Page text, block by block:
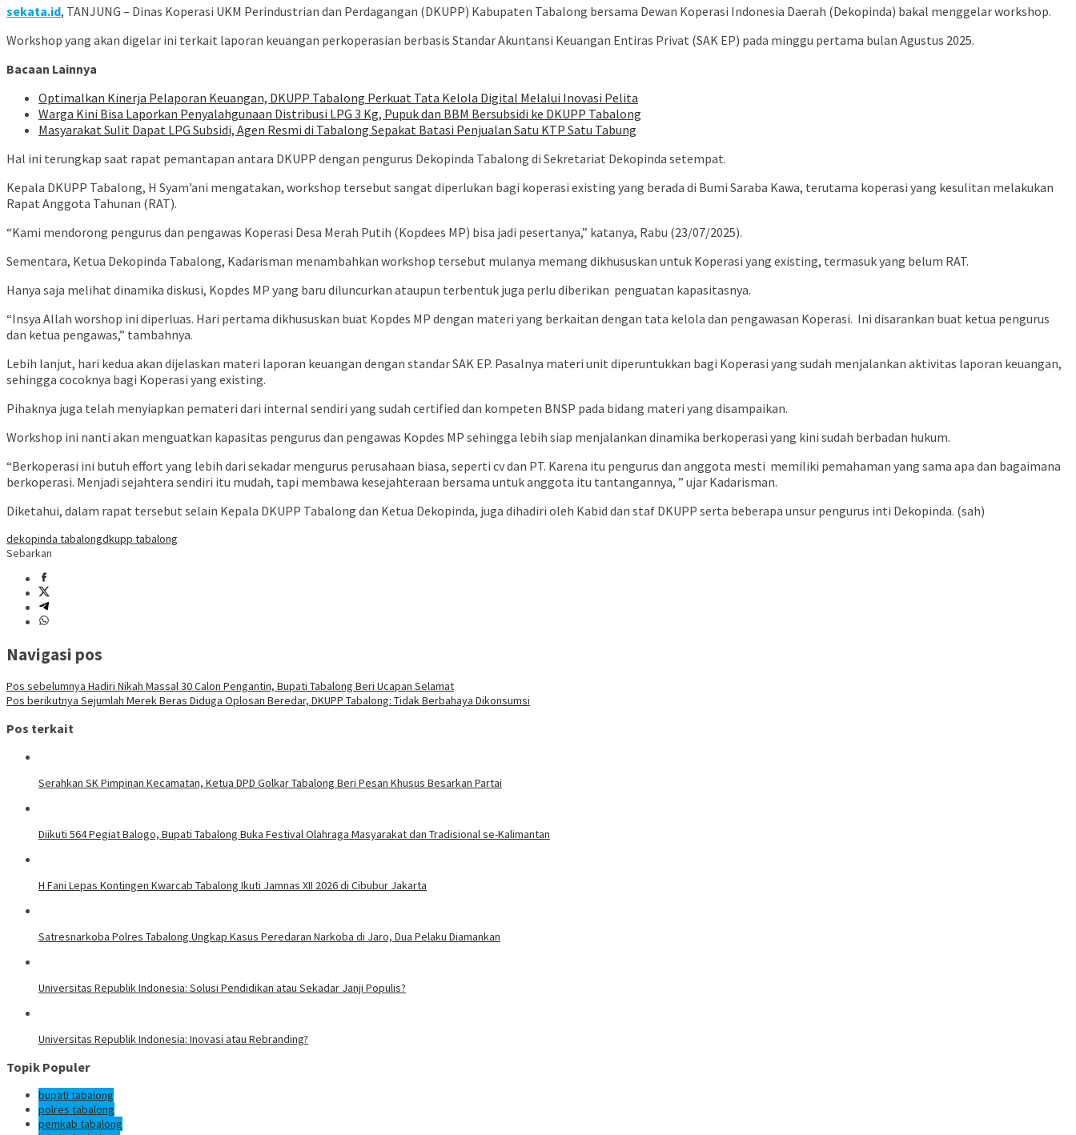
sekata.id, TANJUNG – Dinas Koperasi UKM Perindustrian dan Perdagangan (DKUPP) Kabupaten Tabalong bersama Dewan Koperasi Indonesia Daerah (Dekopinda) bakal menggelar workshop.
Workshop yang akan digelar ini terkait laporan keuangan perkoperasian berbasis Standar Akuntansi Keuangan Entiras Privat (SAK EP) pada minggu pertama bulan Agustus 2025.
Bacaan Lainnya
Optimalkan Kinerja Pelaporan Keuangan, DKUPP Tabalong Perkuat Tata Kelola Digital Melalui Inovasi Pelita
Warga Kini Bisa Laporkan Penyalahgunaan Distribusi LPG 3 Kg, Pupuk dan BBM Bersubsidi ke DKUPP Tabalong
Masyarakat Sulit Dapat LPG Subsidi, Agen Resmi di Tabalong Sepakat Batasi Penjualan Satu KTP Satu Tabung
Hal ini terungkap saat rapat pemantapan antara DKUPP dengan pengurus Dekopinda Tabalong di Sekretariat Dekopinda setempat.
Kepala DKUPP Tabalong, H Syam’ani mengatakan, workshop tersebut sangat diperlukan bagi koperasi existing yang berada di Bumi Saraba Kawa, terutama koperasi yang kesulitan melakukan
Rapat Anggota Tahunan (RAT).
“Kami mendorong pengurus dan pengawas Koperasi Desa Merah Putih (Kopdees MP) bisa jadi pesertanya,” katanya, Rabu (23/07/2025).
Sementara, Ketua Dekopinda Tabalong, Kadarisman menambahkan workshop tersebut mulanya memang dikhususkan untuk Koperasi yang existing, termasuk yang belum RAT.
Hanya saja melihat dinamika diskusi, Kopdes MP yang baru diluncurkan ataupun terbentuk juga perlu diberikan penguatan kapasitasnya.
“Insya Allah worshop ini diperluas. Hari pertama dikhususkan buat Kopdes MP dengan materi yang berkaitan dengan tata kelola dan pengawasan Koperasi. Ini disarankan buat ketua pengurus
dan ketua pengawas,” tambahnya.
Lebih lanjut, hari kedua akan dijelaskan materi laporan keuangan dengan standar SAK EP. Pasalnya materi unit diperuntukkan bagi Koperasi yang sudah menjalankan aktivitas laporan keuangan,
sehingga cocoknya bagi Koperasi yang existing.
Pihaknya juga telah menyiapkan pemateri dari internal sendiri yang sudah certified dan kompeten BNSP pada bidang materi yang disampaikan.
Workshop ini nanti akan menguatkan kapasitas pengurus dan pengawas Kopdes MP sehingga lebih siap menjalankan dinamika berkoperasi yang kini sudah berbadan hukum.
“Berkoperasi ini butuh effort yang lebih dari sekadar mengurus perusahaan biasa, seperti cv dan PT. Karena itu pengurus dan anggota mesti memiliki pemahaman yang sama apa dan bagaimana
berkoperasi. Menjadi sejahtera sendiri itu mudah, tapi membawa kesejahteraan bersama untuk anggota itu tantangannya, ” ujar Kadarisman.
Diketahui, dalam rapat tersebut selain Kepala DKUPP Tabalong dan Ketua Dekopinda, juga dihadiri oleh Kabid dan staf DKUPP serta beberapa unsur pengurus inti Dekopinda. (sah)
dekopinda tabalongdkupp tabalong
Sebarkan
Navigasi pos
Pos sebelumnya Hadiri Nikah Massal 30 Calon Pengantin, Bupati Tabalong Beri Ucapan Selamat
Pos berikutnya Sejumlah Merek Beras Diduga Oplosan Beredar, DKUPP Tabalong: Tidak Berbahaya Dikonsumsi
Pos terkait
Serahkan SK Pimpinan Kecamatan, Ketua DPD Golkar Tabalong Beri Pesan Khusus Besarkan Partai
Diikuti 564 Pegiat Balogo, Bupati Tabalong Buka Festival Olahraga Masyarakat dan Tradisional se-Kalimantan
H Fani Lepas Kontingen Kwarcab Tabalong Ikuti Jamnas XII 2026 di Cibubur Jakarta
Satresnarkoba Polres Tabalong Ungkap Kasus Peredaran Narkoba di Jaro, Dua Pelaku Diamankan
Universitas Republik Indonesia: Solusi Pendidikan atau Sekadar Janji Populis?
Universitas Republik Indonesia: Inovasi atau Rebranding?
Topik Populer
bupati tabalong
polres tabalong
pemkab tabalong